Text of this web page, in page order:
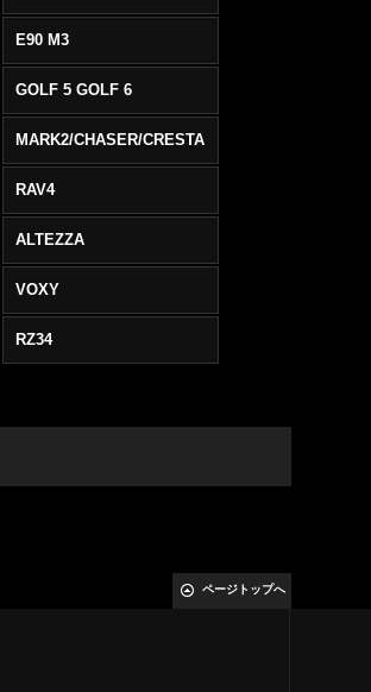
E90 M3
GOLF 5 GOLF 6
MARK2/CHASER/CRESTA
RAV4
ALTEZZA
VOXY
RZ34
ページトップへ